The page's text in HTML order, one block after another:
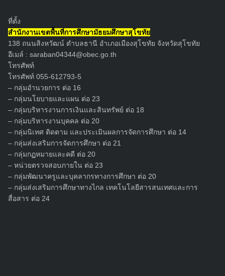
Search
for:
ที่ตั้ง
สำนักงานเขตพื้นที่การศึกษามัธยมศึกษาสุโขทัย
138 ถนนสิงหวัฒน์ ตำบลธานี อำเภอเมืองสุโขทัย จังหวัดสุโขทัย
อีเมล์ : saraban04344@obec.go.th
โทรศัพท์
โทรศัพท์ 055-612793-5
– กลุ่มอำนวยการ ต่อ 16
– กลุ่มนโยบายและแผน ต่อ 23
– กลุ่มบริหารงานการเงินและสินทรัพย์ ต่อ 18
– กลุ่มบริหารงานบุคคล ต่อ 20
– กลุ่มนิเทศ ติดตาม และประเมินผลการจัดการศึกษา ต่อ 14
– กลุ่มส่งเสริมการจัดการศึกษา ต่อ 21
– กลุ่มกฏหมายและคดี ต่อ 20
– หน่วยตรวจสอบภายใน ต่อ 23
– กลุ่มพัฒนาครูและบุคลากรทางการศึกษา ต่อ 20
– กลุ่มส่งเสริมการศึกษาทางไกล เทคโนโลยีสารสนเทศและการ
สื่อสาร ต่อ 24